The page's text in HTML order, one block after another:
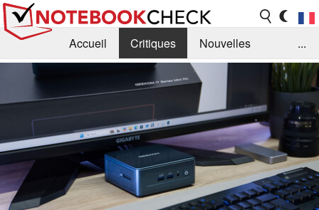
Accueil Critiques
Nouvelles
FAQ
Guide d'achat
Recherche
Contact
...